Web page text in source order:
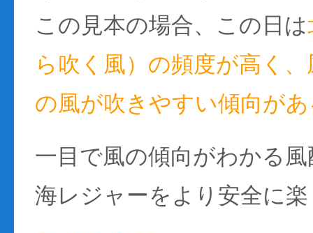
この見本の場合、この日は
ら吹く風）の頻度が高く
の風が吹きやすい傾向が
一目で風の傾向がわかる
海レジャーをより安全に